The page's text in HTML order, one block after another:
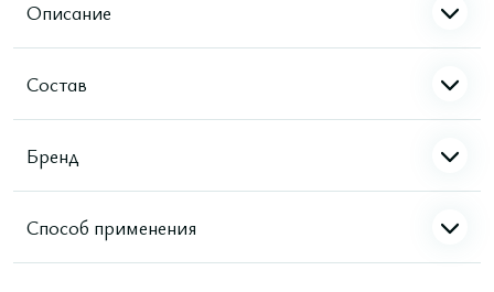
Описание
Состав
Бренд
Способ применения